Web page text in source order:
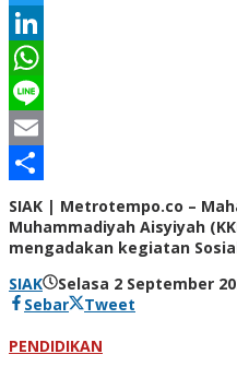
Twitter
LinkedIn
WhatsApp
Line
Email
Share
SIAK | Metrotempo.co –
Muhammadiyah Aisyiyah
mengadakan kegiatan
SIAK
Selasa 2 September
Sebar
Tweet
PENDIDIKAN